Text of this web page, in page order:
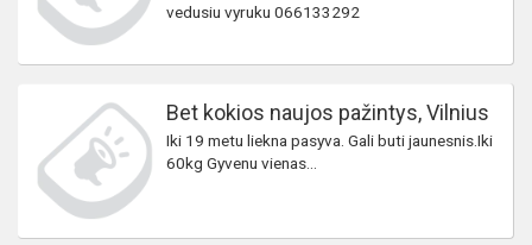
vedusiu vyruku 066133292
Bet kokios naujos pažintys, Vilnius
Iki 19 metu liekna pasyva. Gali buti jaunesnis.Iki
60kg Gyvenu vienas...